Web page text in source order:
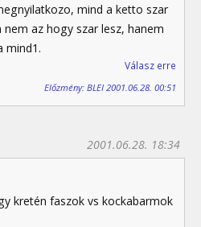
mind a ketto szar
az hogy szar lesz, hanem
mind1.
Válasz erre
Előzmény: BLEI 2001.06.28. 00:51
2001.06.28. 18:34
kretén faszok vs kockabarmok